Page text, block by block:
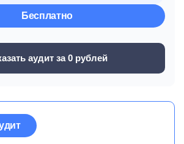
Бесплатно
аудит за 0 рублей